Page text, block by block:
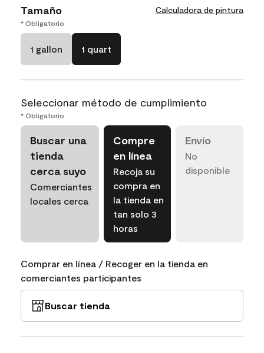
Tamaño Calculadora de pintura
* Obligatorio
1 gallon 1 quart
Seleccionar método de cumplimiento
* Obligatorio
Buscar una
tienda
cerca suyo
Comerciantes
locales cerca
Compre
en línea
Recoja su
compra en
la tienda en
tan solo 3
horas
Envío
No
disponible
Comprar en línea / Recoger en la tienda en
comerciantes participantes
Buscar tienda